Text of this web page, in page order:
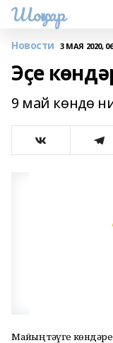
Шоңҡар
Новости 3 МАЯ 2020,
Эҫе
9 май көндө
Майҙың тәүге